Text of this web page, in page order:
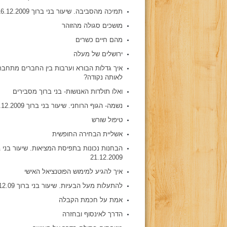
תמיכה מהסביבה. שיעור בני ברוך 16.12.2009
מושכים סגולה מהזוהר
מהם חיים כשרים
ירושלים של מעלה
איך גדלות הבורא וערבות בין החברים
לאותה נקודה?
ואלו תולדות האנושות- בני ברוך מסבירים
נשמה- הגוף הרוחני. שיעור בני ברוך 24.12.2009
טיפול שורש
אשליית הבחירה החופשית
הבחנות נכונות בתפיסת המציאות. שיעור בני
21.12.2009
איך להגיע למימוש הפוטנציאל האישי
להתעלות מעל הבעיות. שיעור בני ברוך 31.12.09
אמת על חכמת הקבלה
הדרך לאינסוף ובחזרה